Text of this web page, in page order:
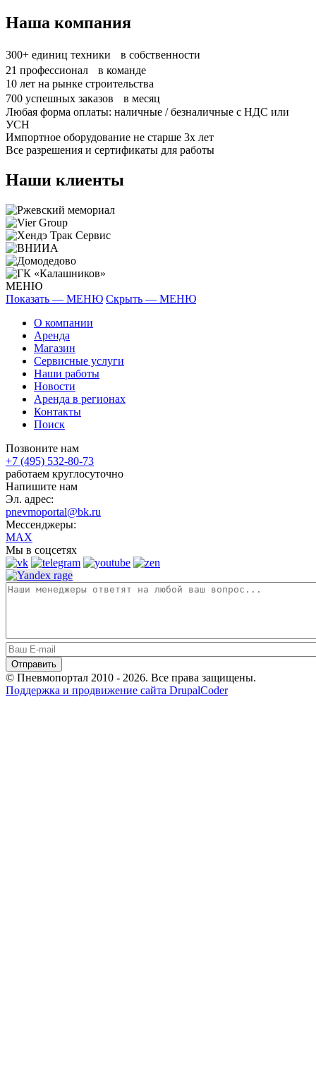
Наша компания
300+ единиц техники в собственности
21 профессионал в команде
10 лет на рынке строительства
700 успешных заказов в месяц
Любая форма оплаты: наличные / безналичные с НДС или
УСН
Импортное оборудование не старше 3х лет
Все разрешения и сертификаты для работы
Наши клиенты
МЕНЮ
Показать — МЕНЮ Скрыть — МЕНЮ
О компании
Аренда
Магазин
Сервисные услуги
Наши работы
Новости
Аренда в регионах
Контакты
Поиск
Позвоните нам
+7 (495) 532-80-73
работаем круглосуточно
Напишите нам
Эл. адрес:
pnevmoportal@bk.ru
Мессенджеры:
MAX
Мы в соцсетях
© Пневмопортал 2010 - 2026. Все права защищены.
Поддержка и продвижение сайта DrupalCoder